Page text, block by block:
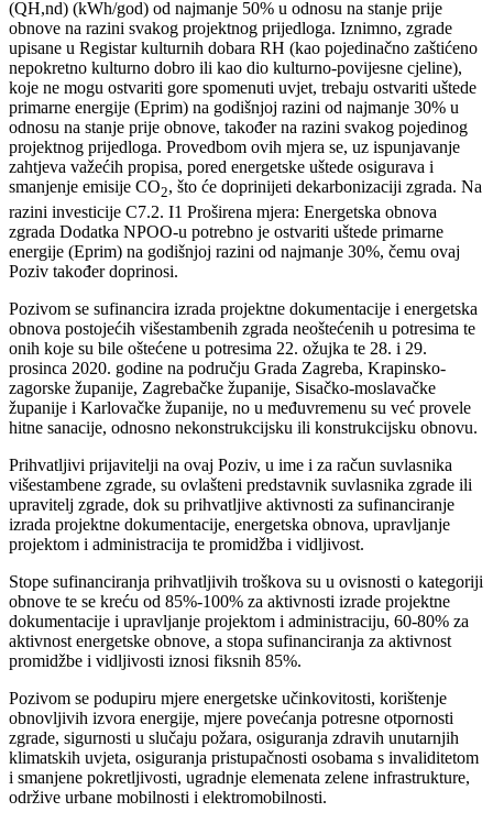
(QH,nd) (kWh/god) od najmanje 50% u odnosu na stanje prije
obnove na razini svakog projektnog prijedloga. Iznimno, zgrade
upisane u Registar kulturnih dobara RH (kao pojedinačno zaštićeno
nepokretno kulturno dobro ili kao dio kulturno-povijesne cjeline),
koje ne mogu ostvariti gore spomenuti uvjet, trebaju ostvariti uštede
primarne energije (Eprim) na godišnjoj razini od najmanje 30% u
odnosu na stanje prije obnove, također na razini svakog pojedinog
projektnog prijedloga. Provedbom ovih mjera se, uz ispunjavanje
zahtjeva važećih propisa, pored energetske uštede osigurava i
smanjenje emisije CO2, što će doprinijeti dekarbonizaciji zgrada. Na
razini investicije C7.2. I1 Proširena mjera: Energetska obnova
zgrada Dodatka NPOO-u potrebno je ostvariti uštede primarne
energije (Eprim) na godišnjoj razini od najmanje 30%, čemu ovaj
Poziv također doprinosi.
Pozivom se sufinancira izrada projektne dokumentacije i energetska
obnova postojećih višestambenih zgrada neoštećenih u potresima te
onih koje su bile oštećene u potresima 22. ožujka te 28. i 29.
prosinca 2020. godine na području Grada Zagreba, Krapinsko-
zagorske županije, Zagrebačke županije, Sisačko-moslavačke
županije i Karlovačke županije, no u međuvremenu su već provele
hitne sanacije, odnosno nekonstrukcijsku ili konstrukcijsku obnovu.
Prihvatljivi prijavitelji na ovaj Poziv, u ime i za račun suvlasnika
višestambene zgrade, su ovlašteni predstavnik suvlasnika zgrade ili
upravitelj zgrade, dok su prihvatljive aktivnosti za sufinanciranje
izrada projektne dokumentacije, energetska obnova, upravljanje
projektom i administracija te promidžba i vidljivost.
Stope sufinanciranja prihvatljivih troškova su u ovisnosti o kategoriji
obnove te se kreću od 85%-100% za aktivnosti izrade projektne
dokumentacije i upravljanje projektom i administraciju, 60-80% za
aktivnost energetske obnove, a stopa sufinanciranja za aktivnost
promidžbe i vidljivosti iznosi fiksnih 85%.
Pozivom se podupiru mjere energetske učinkovitosti, korištenje
obnovljivih izvora energije, mjere povećanja potresne otpornosti
zgrade, sigurnosti u slučaju požara, osiguranja zdravih unutarnjih
klimatskih uvjeta, osiguranja pristupačnosti osobama s invaliditetom
i smanjene pokretljivosti, ugradnje elemenata zelene infrastrukture,
održive urbane mobilnosti i elektromobilnosti.